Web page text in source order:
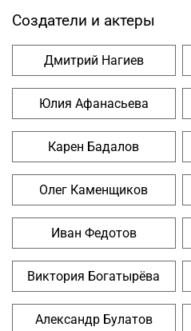
Создатели и актеры
Дмитрий Нагиев
Юлия Афанасьева
Карен Бадалов
Олег Каменщиков
Иван Федотов
Виктория Богатырёва
Александр Булатов